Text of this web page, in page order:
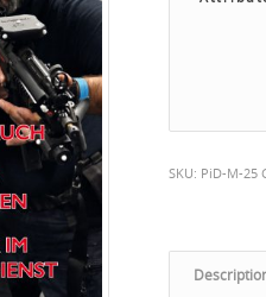
SKU: PiD-M-25